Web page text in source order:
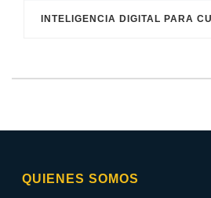
INTELIGENCIA DIGITAL PARA
QUIENES SOMOS